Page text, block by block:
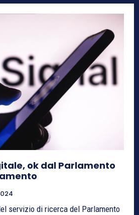
ok dal Parlamento
servizio di ricerca del Parlamento